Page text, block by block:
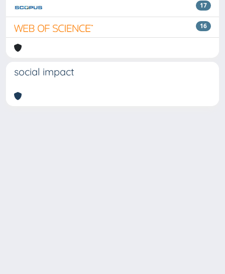
17
16
social impact